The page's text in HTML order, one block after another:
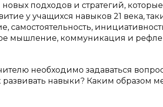
подходов и стратегий, которые
у учащихся навыков 21 века,
самостоятельность,
мышление, коммуникация и
необходимо задаваться
навыки? Каким образом